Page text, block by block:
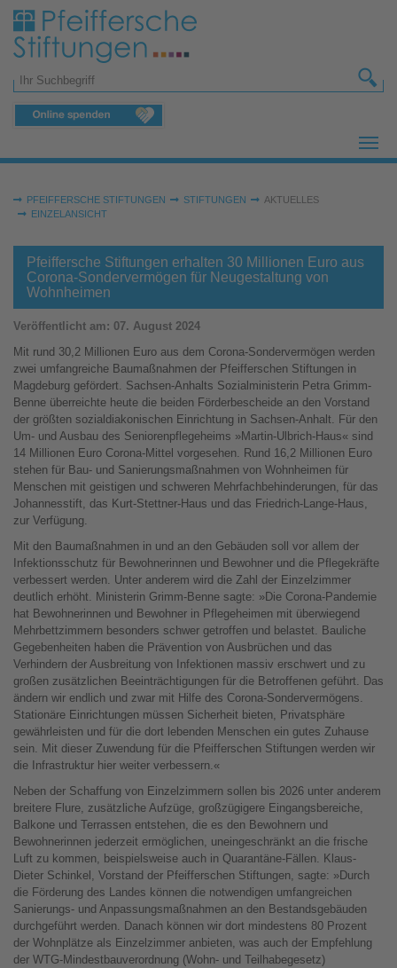
Zum Hauptinhalt springen
Suchformular
Sie sind hier:
PFEIFFERSCHE STIFTUNGEN STIFTUNGEN
AKTUELLES
EINZELANSICHT
Pfeiffersche Stiftungen erhalten 30 Millionen Euro aus
Corona-Sondervermögen für Neugestaltung von
Wohnheimen
Veröffentlicht am: 07. August 2024
Mit rund 30,2 Millionen Euro aus dem Corona-Sondervermögen werden
zwei umfangreiche Baumaßnahmen der Pfeifferschen Stiftungen in
Magdeburg gefördert. Sachsen-Anhalts Sozialministerin Petra Grimm-
Benne überreichte heute die beiden Förderbescheide an den Vorstand
der größten sozialdiakonischen Einrichtung in Sachsen-Anhalt. Für den
Um- und Ausbau des Seniorenpflegeheims »Martin-Ulbrich-Haus« sind
14 Millionen Euro Corona-Mittel vorgesehen. Rund 16,2 Millionen Euro
stehen für Bau- und Sanierungsmaßnahmen von Wohnheimen für
Menschen mit geistigen und schweren Mehrfachbehinderungen, für das
Johannesstift, das Kurt-Stettner-Haus und das Friedrich-Lange-Haus,
zur Verfügung.
Mit den Baumaßnahmen in und an den Gebäuden soll vor allem der
Infektionsschutz für Bewohnerinnen und Bewohner und die Pflegekräfte
verbessert werden. Unter anderem wird die Zahl der Einzelzimmer
deutlich erhöht. Ministerin Grimm-Benne sagte: »Die Corona-Pandemie
hat Bewohnerinnen und Bewohner in Pflegeheimen mit überwiegend
Mehrbettzimmern besonders schwer getroffen und belastet. Bauliche
Gegebenheiten haben die Prävention von Ausbrüchen und das
Verhindern der Ausbreitung von Infektionen massiv erschwert und zu
großen zusätzlichen Beeinträchtigungen für die Betroffenen geführt. Das
ändern wir endlich und zwar mit Hilfe des Corona-Sondervermögens.
Stationäre Einrichtungen müssen Sicherheit bieten, Privatsphäre
gewährleisten und für die dort lebenden Menschen ein gutes Zuhause
sein. Mit dieser Zuwendung für die Pfeifferschen Stiftungen werden wir
die Infrastruktur hier weiter verbessern.«
Neben der Schaffung von Einzelzimmern sollen bis 2026 unter anderem
breitere Flure, zusätzliche Aufzüge, großzügigere Eingangsbereiche,
Balkone und Terrassen entstehen, die es den Bewohnern und
Bewohnerinnen jederzeit ermöglichen, uneingeschränkt an die frische
Luft zu kommen, beispielsweise auch in Quarantäne-Fällen. Klaus-
Dieter Schinkel, Vorstand der Pfeifferschen Stiftungen, sagte: »Durch
die Förderung des Landes können die notwendigen umfangreichen
Sanierungs- und Anpassungsmaßnahmen an den Bestandsgebäuden
durchgeführt werden. Danach können wir dort mindestens 80 Prozent
der Wohnplätze als Einzelzimmer anbieten, was auch der Empfehlung
der WTG-Mindestbauverordnung (Wohn- und Teilhabegesetz)